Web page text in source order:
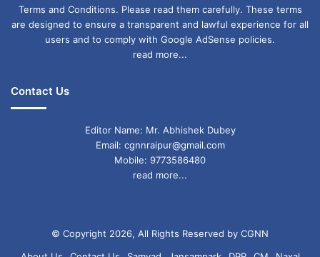
शुभ संख्या: 8
शुभ मुहूर्त: सुबह 10:30 से 11:30 बजे
मकर (Capricorn)
अवसर मिलेगा। स्वास्थ्य का ध्यान रखें।
कुम्भ (Aquarius): सामाजिक गतिविधियों में भाग लें। नए
दोस्त बनेंगे।
Terms and Conditions. Please read them carefully. These terms
are designed to ensure a transparent and lawful experience for all
users and to comply with Google AdSense policies.
read more...
Contact Us
Editor Name: Mr. Abhishek Dubey
Email: cgnnraipur@gmail.com
Mobile: 9773586480
read more...
© Copyright 2026, All Rights Reserved by CGNN